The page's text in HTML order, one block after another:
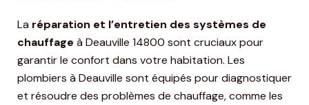
La réparation et l’entretien des systèmes de
chauffage à Deauville 14800 sont cruciaux pour
garantir le confort dans votre habitation. Les
plombiers à Deauville sont équipés pour diagnostiquer
et résoudre des problèmes de chauffage, comme les